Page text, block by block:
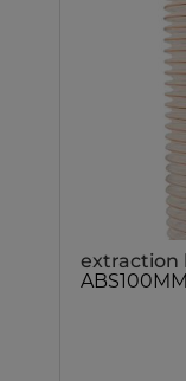
extraction